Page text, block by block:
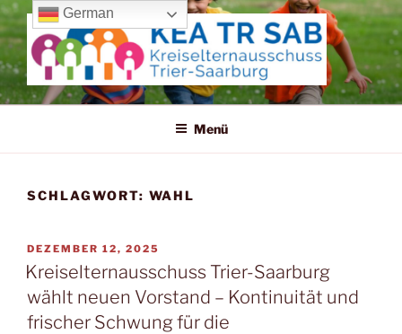
Zum
Inhalt
springen
KREISELTERNAUSSCHUSS
TRIER-SAARBURG
Menü
SCHLAGWORT: WAHL
VERÖFFENTLICHT
AM
DEZEMBER 12, 2025
Kreiselternausschuss Trier-Saarburg
wählt neuen Vorstand – Kontinuität und
frischer Schwung für die
German